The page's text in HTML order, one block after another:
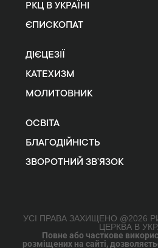
РКЦ В УКРАЇНІ
ЄПИСКОПАТ
ДІЄЦЕЗІЇ
КАТЕХИЗМ
МОЛИТОВНИК
ОСВІТА
БЛАГОДІЙНІСТЬ
ЗВОРОТНИЙ ЗВ’ЯЗОК
УСІ ПРАВА ЗАХИЩЕНО @2026
ЦЕРКВА В
Повне або часткове
розміщених на сайті,